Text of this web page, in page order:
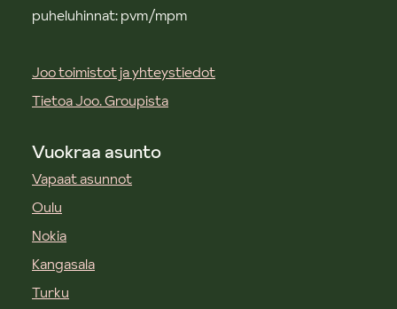
puheluhinnat: pvm/mpm
Joo toimistot ja yhteystiedot
Tietoa Joo. Groupista
Vuokraa asunto
Vapaat asunnot
Oulu
Nokia
Kangasala
Turku